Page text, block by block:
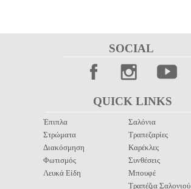
QUICK LINKS
SOCIAL
Έπιπλα
Στρώματα
Διακόσμηση
Φωτισμός
Λευκά Είδη
Σαλόνια
Τραπεζαρίες
Καρέκλες
Συνθέσεις
Μπουφέ
Τραπέζια Σαλονιού